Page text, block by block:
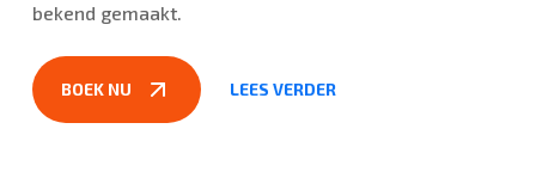
bekend gemaakt.
BOEK NU LEES VERDER